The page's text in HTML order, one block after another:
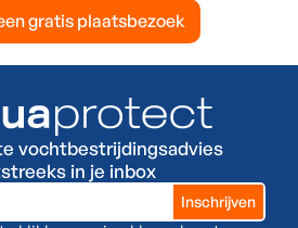
gratis plaatsbezoek
vochtbestrijdingsadvies
in je inbox